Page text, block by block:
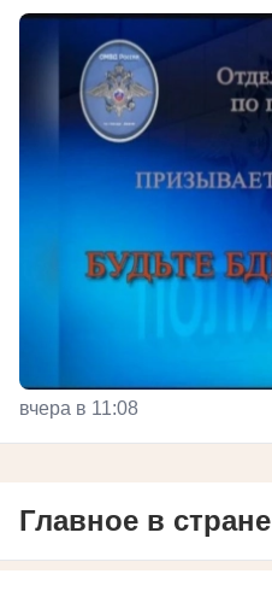
вчера в 11:08
Главное в стране